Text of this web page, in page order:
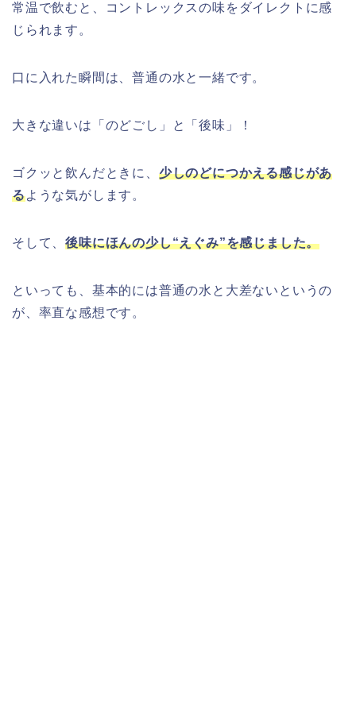
常温で飲むと、コントレックスの味をダイレクトに感
じられます。
口に入れた瞬間は、普通の水と一緒です。
大きな違いは「 のどごし 」と「後味 」！
ゴクッと飲んだときに、 少しのどにつかえる感じがあ
るような気がします。
そして、後味にほんの少し“えぐみ”を感じました。
といっても、基本的には普通の水と大差ないというの
が、率直な感想です。